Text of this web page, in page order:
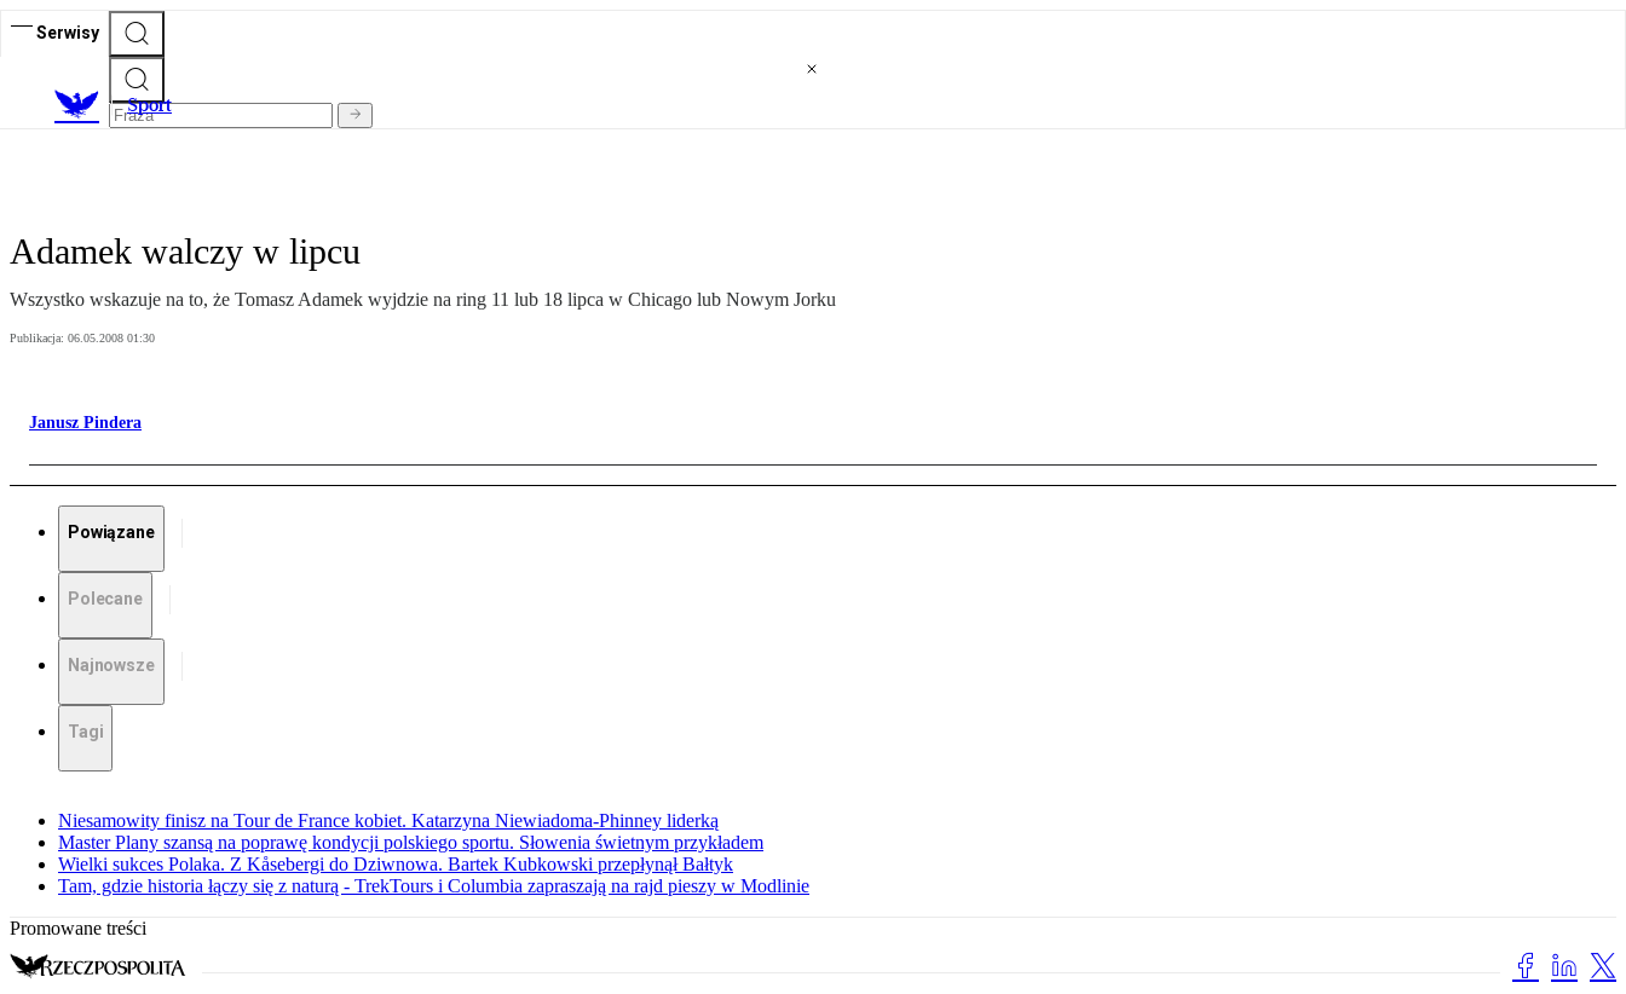
Serwisy
Sport
Adamek walczy w lipcu
Wszystko wskazuje na to, że Tomasz Adamek wyjdzie na ring 11 lub 18 lipca w Chicago lub Nowym Jorku
Publikacja: 06.05.2008 01:30
Janusz Pindera
Powiązane
Polecane
Najnowsze
Tagi
Niesamowity finisz na Tour de France kobiet. Katarzyna Niewiadoma-Phinney liderką
Master Plany szansą na poprawę kondycji polskiego sportu. Słowenia świetnym przykładem
Wielki sukces Polaka. Z Kåsebergi do Dziwnowa. Bartek Kubkowski przepłynął Bałtyk
Tam, gdzie historia łączy się z naturą - TrekTours i Columbia zapraszają na rajd pieszy w Modlinie
Promowane treści